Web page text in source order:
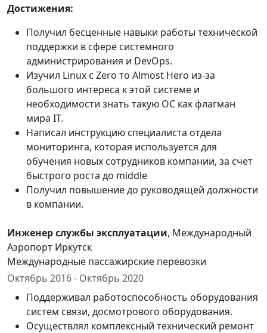
Достижения:
Получил бесценные навыки работы технической
поддержки в сфере системного
администрирования и DevOps.
Изучил Linux с Zero то Almost Hero из-за
большого интереса к этой системе и
необходимости знать такую ОС как флагман
мира IT.
Написал инструкцию специалиста отдела
мониторинга, которая используется для
обучения новых сотрудников компании, за счет
быстрого роста до middle
Получил повышение до руководящей должности
в компании.
Инженер службы эксплуатации, Международный
Аэропорт Иркутск
Международные пассажирские перевозки
Октябрь 2016 - Октябрь 2020
Поддерживал работоспособность оборудования
систем связи, досмотрового оборудования.
Осуществлял комплексный технический ремонт